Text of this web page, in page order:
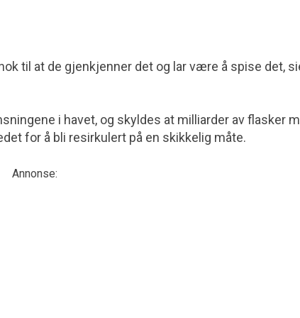
til at de gjenkjenner det og lar være å spise det,
i havet, og skyldes at milliarder av flasker
for å bli resirkulert på en skikkelig måte.
Annonse: